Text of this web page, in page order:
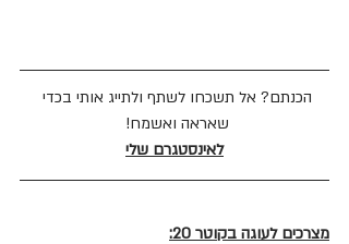
הכנתם? אל תשכחו לשתף ולתייג אותי בכדי
שאראה ואשמח!
לאינסטגרם שלי
מצרכים לעוגה בקוטר 20: